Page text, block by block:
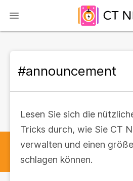
#announcement
Lesen Sie sich die
Tricks durch, wie Sie CT
verwalten und einen
schlagen können.